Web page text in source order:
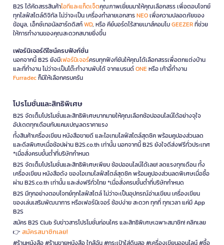
B2S ได้คัดสรรสินค้าไอทีและแก็ดเจ็ตคุณภาพเยี่ยมมาให้คุณเลือกสรร เพื่อตอบโจทย์
ทุกไลฟ์สไตล์ดิจิทัล ไม่ว่าจะเป็น เครื่องทำลายเอกสารNEOเพื่อความปลอดภัยของ
ข้อมูล, เอ็กซ์เทอนัลฮาร์ดดิสก์WD, หรือ คีย์บอร์ดไร้สายเมาส์คอมโบGEEZERที่ช่วย
ให้การทำงานของคุณสะดวกสบายยิ่งขึ้น
เฟอร์นิเจอร์ดีไซน์ครบฟังก์ชั่น
นอกจากนี้ B2S ยังมีเฟอร์นิเจอร์ครบทุกฟังก์ชันให้คุณได้เลือกสรรเพื่อตกแต่งบ้าน
และที่ทำงาน ไม่ว่าจะเป็นโต๊ะทำงานพับได้ จากแบรนด์ONEหรือ เก้าอี้ทำงาน
Furradecก็มีให้เลือกครบครัน
โปรโมชั่นและสิทธิพิเศษ
B2S จัดเต็มโปรโมชั่นและสิทธิพิเศษมากมายให้คุณเลือกช้อปออนไลน์ได้อย่างจุใจ
อัปเดตทุกเดือนกับแคมเปญลดราคาแรง
ทั้งสินค้าเครื่องเขียน หนังสือขายดี และไอเทมไลฟ์สไตล์สุดชิค พร้อมคูปองส่วนลด
และดีลพิเศษเมื่อช้อปผ่าน B2S.co.th เท่านั้น นอกจากนี้ B2S ยังใจดีส่งฟรีทั่วประเทศ
*เมื่อสั่งครบขั้นต่ำที่บริษัทกำหนด
B2S จัดเต็มโปรโมชั่นและสิทธิพิเศษเพียบ ช้อปออนไลน์ได้เลย! ลดแรงทุกเดือน ทั้ง
เครื่องเขียน หนังสือดัง ของไอเทมไลฟ์สไตล์สุดชิค พร้อมคูปองส่วนลดพิเศษเมื่อซื้อ
ผ่าน B2S.co.th เท่านั้น และส่งฟรีทั่วไทย *เมื่อสั่งครบขั้นต่ำที่บริษัทกำหนด
B2S มีทุกอย่างตอบโจทย์ทุกไลฟ์สไตล์ ไม่ว่าจะเป็นอุปกรณ์อ่านเขียน เครื่องเขียน
ของเล่นเสริมพัฒนาการ หรือเฟอร์นิเจอร์ ช้อปง่าย สะดวก ทุกที่ ทุกเวลา แค่มี App
B2S
สมัคร B2S Club รับข่าวสารโปรโมชั่นก่อนใคร และสิทธิพิเศษเฉพาะสมาชิก! คลิกเลย
👉 สมัครสมาชิกเลย!
#ร้านหนังสือ #ร้านขายหนังสือ ใกล้ฉัน #กระเป๋าใส่ดินสอ #เครื่องเขียนออนไลน์ #ซื้อ